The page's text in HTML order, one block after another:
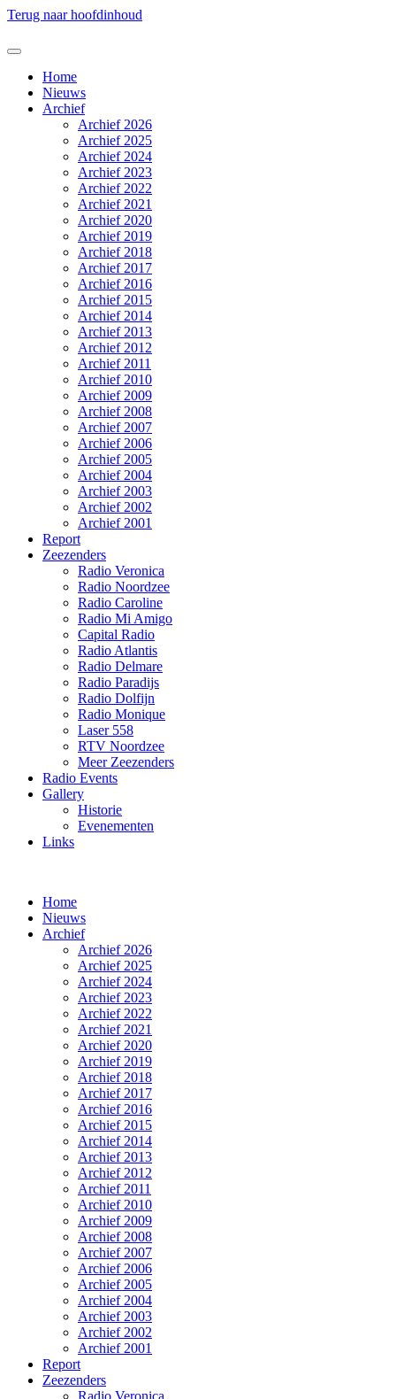
Terug naar hoofdinhoud
Home
Nieuws
Archief
Archief 2026
Archief 2025
Archief 2024
Archief 2023
Archief 2022
Archief 2021
Archief 2020
Archief 2019
Archief 2018
Archief 2017
Archief 2016
Archief 2015
Archief 2014
Archief 2013
Archief 2012
Archief 2011
Archief 2010
Archief 2009
Archief 2008
Archief 2007
Archief 2006
Archief 2005
Archief 2004
Archief 2003
Archief 2002
Archief 2001
Report
Zeezenders
Radio Veronica
Radio Noordzee
Radio Caroline
Radio Mi Amigo
Capital Radio
Radio Atlantis
Radio Delmare
Radio Paradijs
Radio Dolfijn
Radio Monique
Laser 558
RTV Noordzee
Meer Zeezenders
Radio Events
Gallery
Historie
Evenementen
Links
Home
Nieuws
Archief
Archief 2026
Archief 2025
Archief 2024
Archief 2023
Archief 2022
Archief 2021
Archief 2020
Archief 2019
Archief 2018
Archief 2017
Archief 2016
Archief 2015
Archief 2014
Archief 2013
Archief 2012
Archief 2011
Archief 2010
Archief 2009
Archief 2008
Archief 2007
Archief 2006
Archief 2005
Archief 2004
Archief 2003
Archief 2002
Archief 2001
Report
Zeezenders
Radio Veronica